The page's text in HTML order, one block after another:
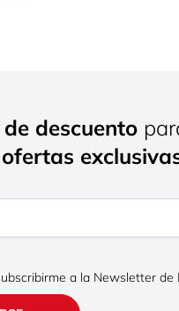
descuento
ofertas
a la Newsletter